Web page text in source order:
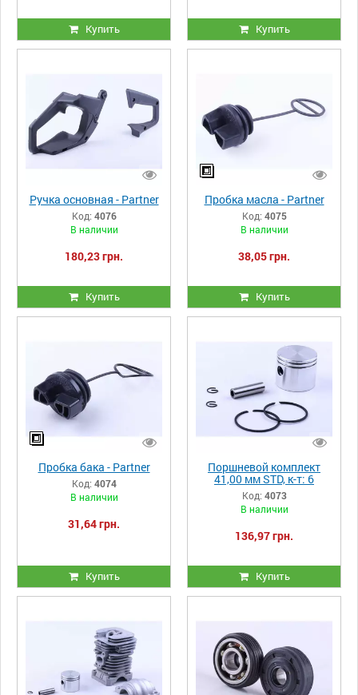
Купить Купить
Ручка основная - Partner
Код: 4076
В наличии
180,23 грн.
Купить
Пробка масла - Partner
Код: 4075
В наличии
38,05 грн.
Купить
Пробка бака - Partner
Код: 4074
В наличии
31,64 грн.
Купить
Поршневой комплект
41,00 мм STD, к-т: 6
единиц - Partner
Код: 4073
В наличии
136,97 грн.
Купить